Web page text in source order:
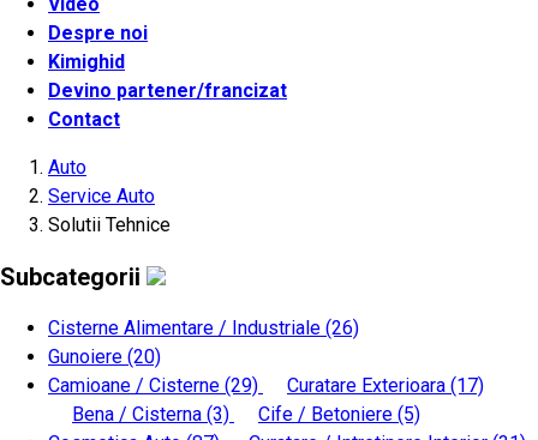
Despre noi
Kimighid
Devino partener/francizat
Contact
Auto
Service Auto
Solutii Tehnice
Subcategorii
Cisterne Alimentare / Industriale (26)
Gunoiere (20)
Camioane / Cisterne (29) Curatare Exterioara (17)
Bena / Cisterna (3) Cife / Betoniere (5)